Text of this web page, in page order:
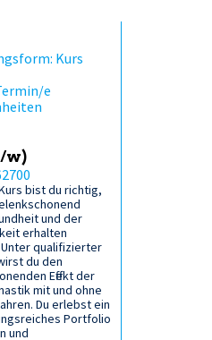
Kurs
e
w)
bist du richtig,
und der
erhalten
qualifizierter
du den
Effekt der
mit und ohne
Du erlebst ein
Portfolio
und